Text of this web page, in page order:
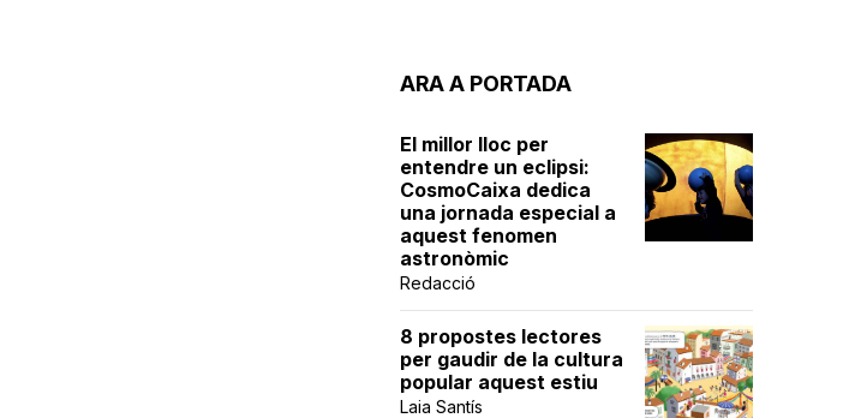
ARA A PORTADA
El millor lloc per
entendre un eclipsi:
CosmoCaixa dedica
una jornada especial a
aquest fenomen
astronòmic
Redacció
8 propostes lectores
per gaudir de la cultura
popular aquest estiu
Laia Santís